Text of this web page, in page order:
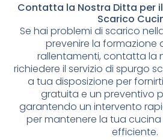
Contatta la Nostra Ditta per
Scarico
Se hai problemi di scarico
prevenire la formazione
rallentamenti, contatta la
richiedere il servizio di spurgo
a tua disposizione per
gratuita e un preventivo
garantendo un intervento
per mantenere la tua
efficiente.